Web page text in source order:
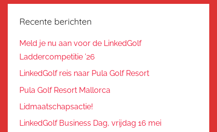
Recente berichten
Meld je nu aan voor de LinkedGolf
Laddercompetitie ’26
LinkedGolf reis naar Pula Golf Resort
Pula Golf Resort Mallorca
Lidmaatschapsactie!
LinkedGolf Business Dag, vrijdag 16 mei